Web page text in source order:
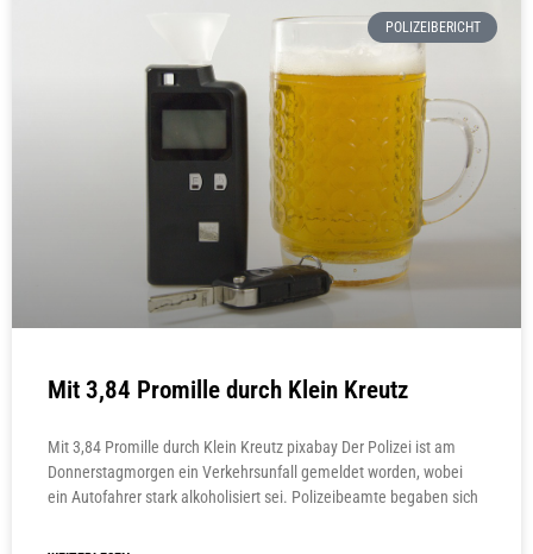
POLIZEIBERICHT
Mit 3,84 Promille durch Klein Kreutz
Mit 3,84 Promille durch Klein Kreutz pixabay Der Polizei ist am
Donnerstagmorgen ein Verkehrsunfall gemeldet worden, wobei
ein Autofahrer stark alkoholisiert sei. Polizeibeamte begaben sich